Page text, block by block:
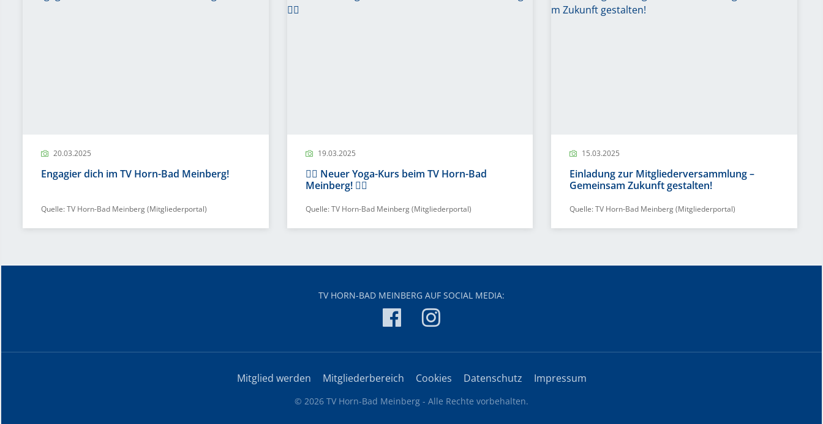
20.03.2025
Engagier dich im TV Horn-Bad Meinberg!
Quelle: TV Horn-Bad Meinberg (Mitgliederportal)
19.03.2025
🧘‍♀️ Neuer Yoga-Kurs beim TV Horn-Bad
Meinberg! 🧘‍♂️
Quelle: TV Horn-Bad Meinberg (Mitgliederportal)
15.03.2025
Einladung zur Mitgliederversammlung –
Gemeinsam Zukunft gestalten!
Quelle: TV Horn-Bad Meinberg (Mitgliederportal)
TV HORN-BAD MEINBERG AUF SOCIAL MEDIA:
Mitglied werden Mitgliederbereich Cookies Datenschutz Impressum
© 2026 TV Horn-Bad Meinberg - Alle Rechte vorbehalten.